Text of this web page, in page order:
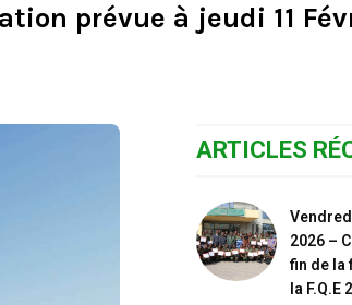
prévue à jeudi 11
ARTICLES
2026 –
fin de la
la F.Q.E